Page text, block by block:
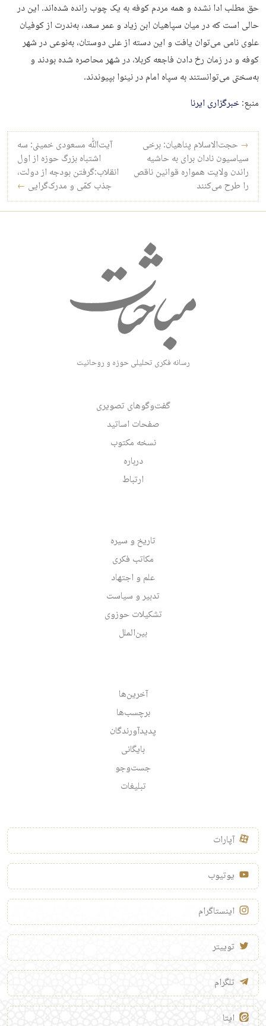
حق مطلب ادا نشده و همه‌ مردم کوفه به یک چوب رانده شده‌اند. این در
حالی است که در میان سپاهیان ابن زیاد و عمر سعد، به‌ندرت از کوفیان
علوی نامی می‌توان یافت و این دسته از علی دوستان، به‌نوعی در شهر
کوفه و در زمان رخ دادن فاجعه کربلا، در شهر محاصره شده بودند و
به‌سختی می‌توانستند به سپاه امام در نینوا بپیوندند.
منبع:خبرگزاری ایرنا
راه‌بری نوشته
→ حجت‌الاسلام پناهیان: برخی
سیاسیون نادان برای به حاشیه
راندن ولایت همواره قوانین ناقص
را طرح می‌کنند
آیت‌الله مسعودی خمینی: سه
اشتباه بزرگ حوزه از اول
انقلاب:گرفتن بودجه از دولت،
جذب کمّی و مدرک‌گرایی ←
رسانه فکری تحلیلی حوزه و روحانیت
گفت‌وگوهای تصویری
صفحات اساتید
نسخه مکتوب
درباره
ارتباط
تاریخ و سیره
مکاتب فکری
علم و اجتهاد
تدبیر و سیاست
تشکیلات حوزوی
بین‌الملل
آخرین‌ها
برچسب‌ها
پدیدآورندگان
بایگانی
جست‌وجو
تبلیغات
آپارات
یوتیوب
اینستاگرام
توییتر
تلگرام
ایتا